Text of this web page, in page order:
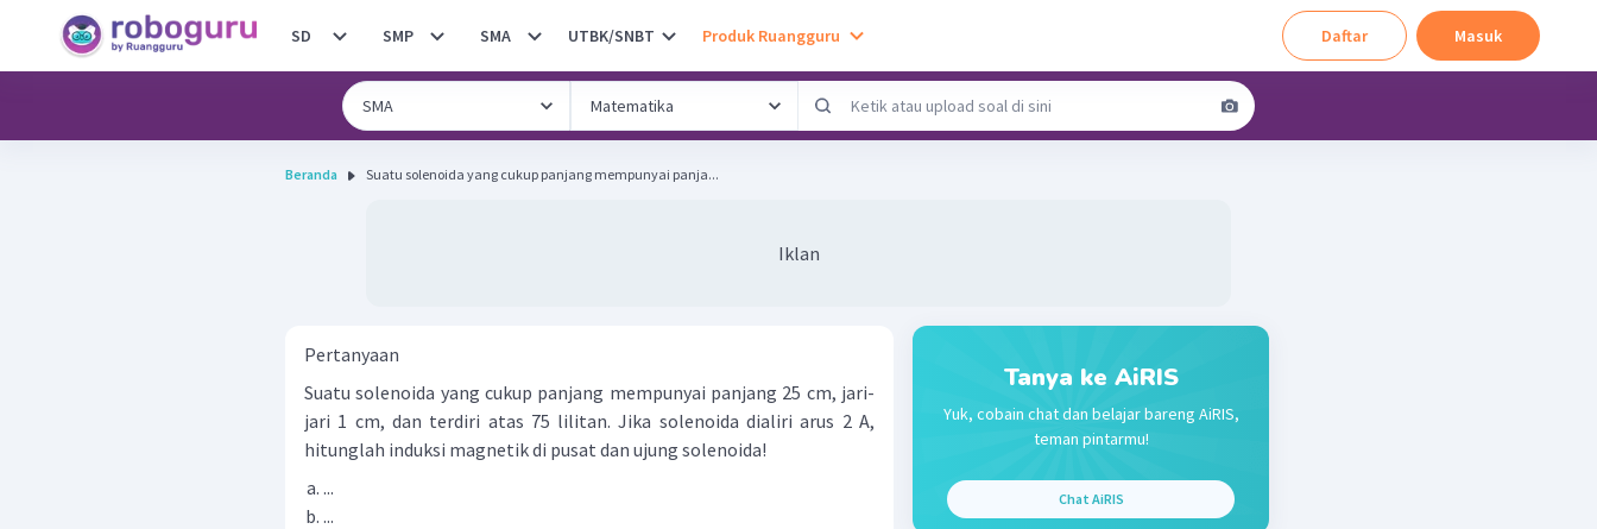
SD SMP SMA UTBK/SNBT Produk Ruangguru Daftar Masuk
Beranda Suatu solenoida yang cukup panjang mempunyai panja...
Iklan
Pertanyaan
Suatu solenoida yang cukup panjang mempunyai panjang 25 cm, jari-
jari 1 cm, dan terdiri atas 75 lilitan. Jika solenoida dialiri arus 2 A,
hitunglah induksi magnetik di pusat dan ujung solenoida!
...
...
Tanya ke AiRIS
Yuk, cobain chat dan belajar bareng AiRIS,
teman pintarmu!
Chat AiRIS